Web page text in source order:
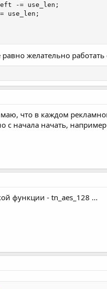
-= use_len ;
use_len ;
желательно
что в каждом
с начала начать, например
функции - tn_aes_128 ...